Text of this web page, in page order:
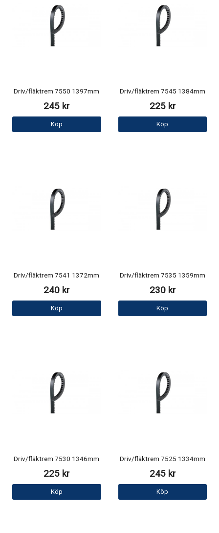
Driv/fläktrem 7550 1397mm
245 kr
Köp
Driv/fläktrem 7545 1384mm
225 kr
Köp
Driv/fläktrem 7541 1372mm
240 kr
Köp
Driv/fläktrem 7535 1359mm
230 kr
Köp
Driv/fläktrem 7530 1346mm
225 kr
Köp
Driv/fläktrem 7525 1334mm
245 kr
Köp